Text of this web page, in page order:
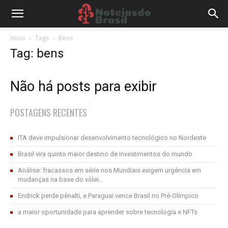
Início Tags Bens
Tag: bens
Não há posts para exibir
POSTAGENS RECENTES
ITA deve impulsionar desenvolvimento tecnológico no Nordeste
Brasil vira quinto maior destino de investimentos do mundo
Análise: fracassos em série nos Mundiais exigem urgência em
mudanças na base do vôlei...
Endrick perde pênalti, e Paraguai vence Brasil no Pré-Olímpico
a maior oportunidade para aprender sobre tecnologia e NFTs